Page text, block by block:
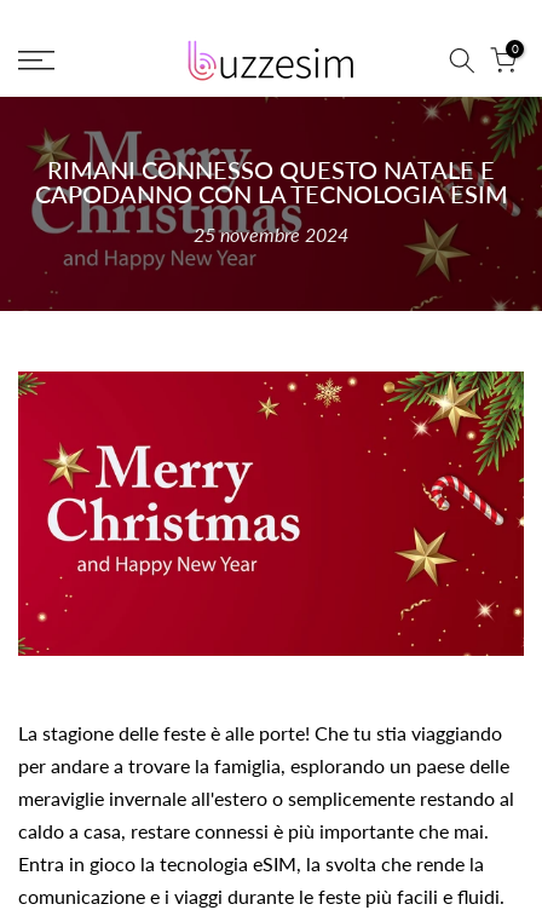
direttamente
ai
contenuti
0
RIMANI CONNESSO QUESTO NATALE E
CAPODANNO CON LA TECNOLOGIA ESIM
25 novembre 2024
La stagione delle feste è alle porte! Che tu stia viaggiando
per andare a trovare la famiglia, esplorando un paese delle
meraviglie invernale all'estero o semplicemente restando al
caldo a casa, restare connessi è più importante che mai.
Entra in gioco la tecnologia eSIM, la svolta che rende la
comunicazione e i viaggi durante le feste più facili e fluidi.